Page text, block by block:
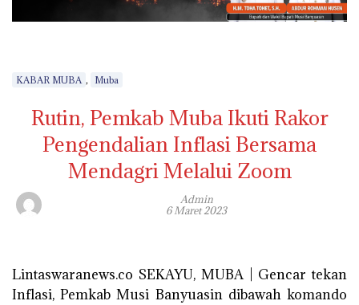
KABAR MUBA , Muba
Rutin, Pemkab Muba Ikuti Rakor
Pengendalian Inflasi Bersama
Mendagri Melalui Zoom
Admin
6 Maret 2023
Lintaswaranews.co SEKAYU, MUBA | Gencar tekan
Inflasi, Pemkab Musi Banyuasin dibawah komando